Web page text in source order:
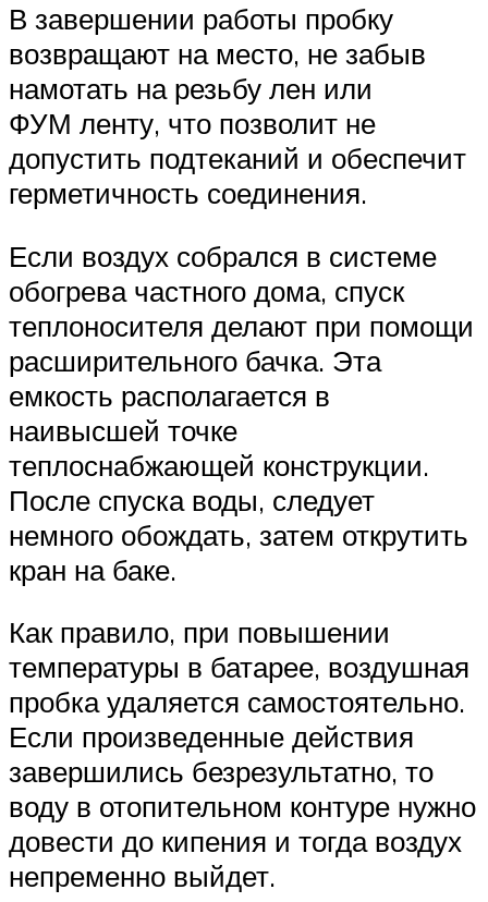
В завершении работы пробку
возвращают на место, не забыв
намотать на резьбу лен или
ФУМ ленту, что позволит не
допустить подтеканий и обеспечит
герметичность соединения.
Если воздух собрался в системе
обогрева частного дома, спуск
теплоносителя делают при помощи
расширительного бачка. Эта
емкость располагается в
наивысшей точке
теплоснабжающей конструкции.
После спуска воды, следует
немного обождать, затем открутить
кран на баке.
Как правило, при повышении
температуры в батарее, воздушная
пробка удаляется самостоятельно.
Если произведенные действия
завершились безрезультатно, то
воду в отопительном контуре нужно
довести до кипения и тогда воздух
непременно выйдет.